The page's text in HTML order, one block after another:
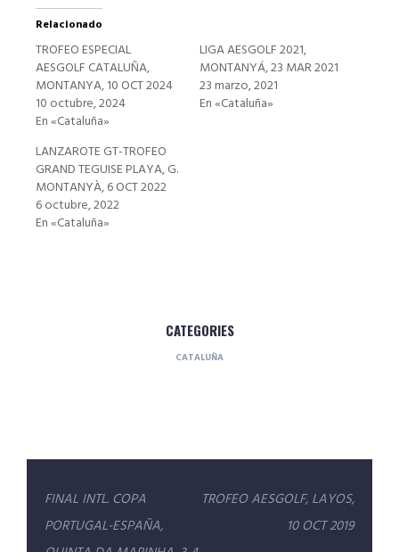
Relacionado
TROFEO ESPECIAL
AESGOLF CATALUÑA,
MONTANYA, 10 OCT 2024
10 octubre, 2024
En «Cataluña»
LIGA AESGOLF 2021,
MONTANYÁ, 23 MAR 2021
23 marzo, 2021
En «Cataluña»
LANZAROTE GT-TROFEO
GRAND TEGUISE PLAYA, G.
MONTANYÀ, 6 OCT 2022
6 octubre, 2022
En «Cataluña»
CATEGORIES
CATALUÑA
Navegación
de
FINAL INTL. COPA
PORTUGAL-ESPAÑA,
TROFEO AESGOLF, LAYOS,
10 OCT 2019